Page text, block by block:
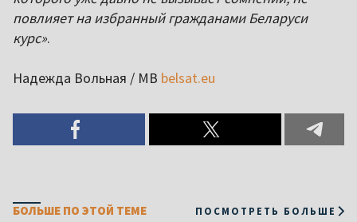
повлияет на избранный гражданами Беларуси
курс».
Надежда Вольная / МВ belsat.eu
БОЛЬШЕ ПО ЭТОЙ ТЕМЕ ПОСМОТРЕТЬ БОЛЬШЕ